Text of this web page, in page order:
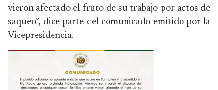
vieron afectado el fruto de su trabajo por actos de
saqueo”, dice parte del comunicado emitido por la
Vicepresidencia.